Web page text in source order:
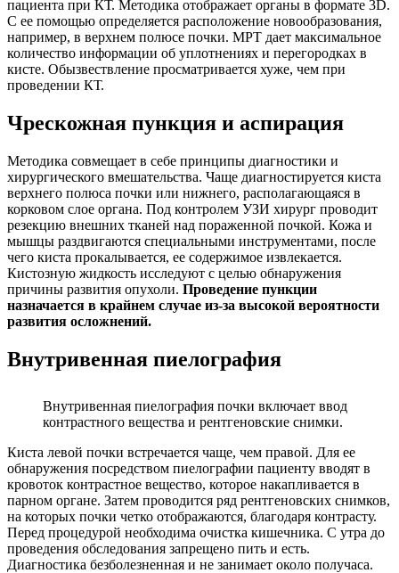
пациента при КТ. Методика отображает органы в формате 3D.
С ее помощью определяется расположение новообразования,
например, в верхнем полюсе почки. МРТ дает максимальное
количество информации об уплотнениях и перегородках в
кисте. Обызвествление просматривается хуже, чем при
проведении КТ.
Чрескожная пункция и аспирация
Методика совмещает в себе принципы диагностики и
хирургического вмешательства. Чаще диагностируется киста
верхнего полюса почки или нижнего, располагающаяся в
корковом слое органа. Под контролем УЗИ хирург проводит
резекцию внешних тканей над пораженной почкой. Кожа и
мышцы раздвигаются специальными инструментами, после
чего киста прокалывается, ее содержимое извлекается.
Кистозную жидкость исследуют с целью обнаружения
причины развития опухоли. Проведение пункции
назначается в крайнем случае из-за высокой вероятности
развития осложнений.
Внутривенная пиелография
Внутривенная пиелография почки включает ввод
контрастного вещества и рентгеновские снимки.
Киста левой почки встречается чаще, чем правой. Для ее
обнаружения посредством пиелографии пациенту вводят в
кровоток контрастное вещество, которое накапливается в
парном органе. Затем проводится ряд рентгеновских снимков,
на которых почки четко отображаются, благодаря контрасту.
Перед процедурой необходима очистка кишечника. С утра до
проведения обследования запрещено пить и есть.
Диагностика безболезненная и не занимает около получаса.